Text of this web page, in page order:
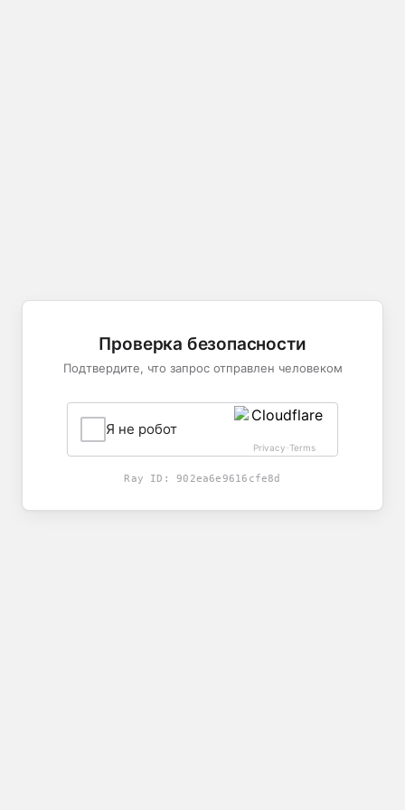
Проверка безопасности
Подтвердите, что запрос отправлен человеком
Я не робот
Privacy-Terms
Ray ID:902ea6e9616cfe8d